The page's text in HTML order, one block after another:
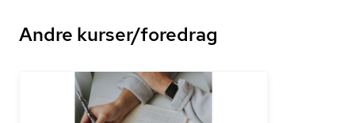
Andre kurser/foredrag